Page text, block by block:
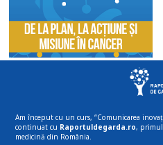
Am început cu un curs, “Comunicarea
continuat cu Raportuldegarda.ro,
medicină din România.